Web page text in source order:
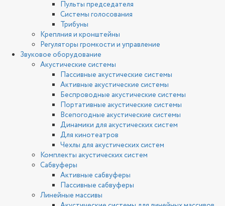
Пульты председателя
Системы голосования
Трибуны
Креплния и кронштейны
Регуляторы громкости и управление
Звуковое оборудование
Акустические системы
Пассивные акустические системы
Активные акустические системы
Беспроводные акустические системы
Портативные акустические системы
Всепогодные акустические системы
Динамики для акустических систем
Для кинотеатров
Чехлы для акустических систем
Комплекты акустических систем
Сабвуферы
Активные сабвуферы
Пассивные сабвуферы
Линейные массивы